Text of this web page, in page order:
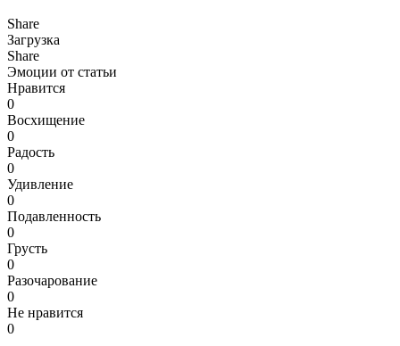
Share
Загрузка
Share
Эмоции от статьи
Нравится
0
Восхищение
0
Радость
0
Удивление
0
Подавленность
0
Грусть
0
Разочарование
0
Не нравится
0